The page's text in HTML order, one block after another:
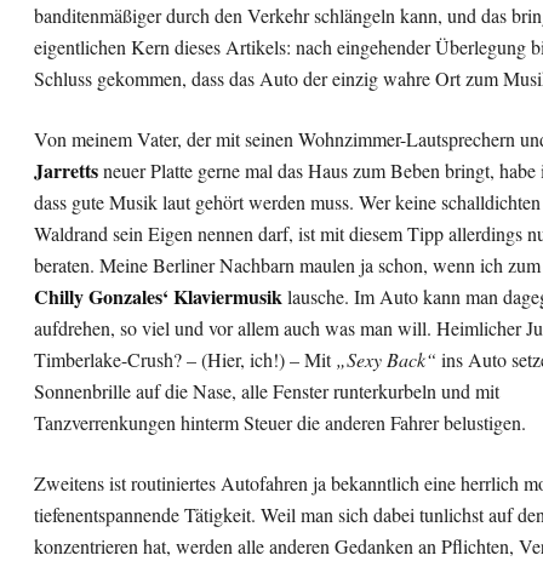
banditenmäßiger durch den Verkehr schlängeln kann, und das
eigentlichen Kern dieses Artikels: nach eingehender Überlegung
Schluss gekommen, dass das Auto der einzig wahre Ort zum
Von meinem Vater, der mit seinen Wohnzimmer-Lautsprechern
Jarrettsneuer Platte gerne mal das Haus zum Beben bringt,
dass gute Musik laut gehört werden muss. Wer keine
Waldrand sein Eigen nennen darf, ist mit diesem Tipp allerdings
beraten. Meine Berliner Nachbarn maulen ja schon, wenn ich
Chilly Gonzales‘ Klaviermusiklausche. Im Auto kann man
aufdrehen, so viel und vor allem auch was man will. Heimlicher
Timberlake-Crush? – (Hier, ich!) – Mit„Sexy Back“ ins Auto
Sonnenbrille auf die Nase, alle Fenster runterkurbeln und mit
Tanzverrenkungen hinterm Steuer die anderen Fahrer belustigen.
Zweitens ist routiniertes Autofahren ja bekanntlich eine herrlich
tiefenentspannende Tätigkeit. Weil man sich dabei tunlichst auf
konzentrieren hat, werden alle anderen Gedanken an Pflichten,